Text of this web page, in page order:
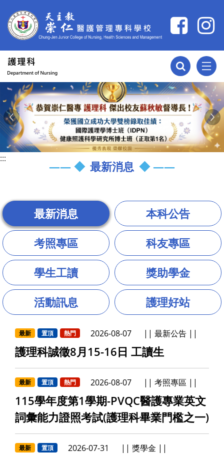
Previous
:::
最新消息
最新消息
本科公告
考照專區
科友專區
學生工讀
獎助學金
活動訊息
護理好站
最新 置頂 熱門 2026-08-07 最新公告
護理科誠徵8月15-16日 工讀生
最新 置頂 熱門 2026-08-07 考照專區
115學年度第1學期-PVQC醫護專業英文
詞彙能力證照考試(護理科畢業門檻之一)
最新 置頂 2026-07-31 獎學金